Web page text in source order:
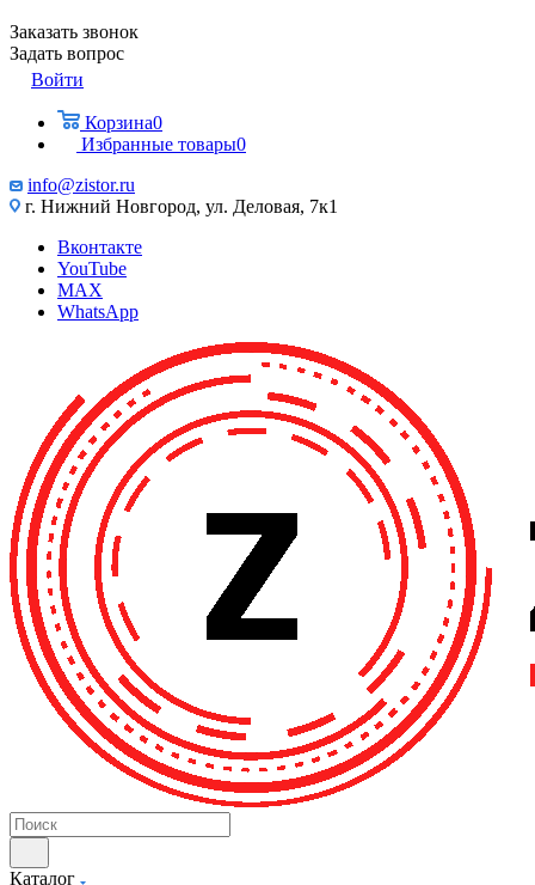
Заказать звонок
Задать вопрос
Войти
Корзина0
Избранные товары0
info@zistor.ru
г. Нижний Новгород, ул. Деловая, 7к1
Вконтакте
YouTube
MAX
WhatsApp
Каталог